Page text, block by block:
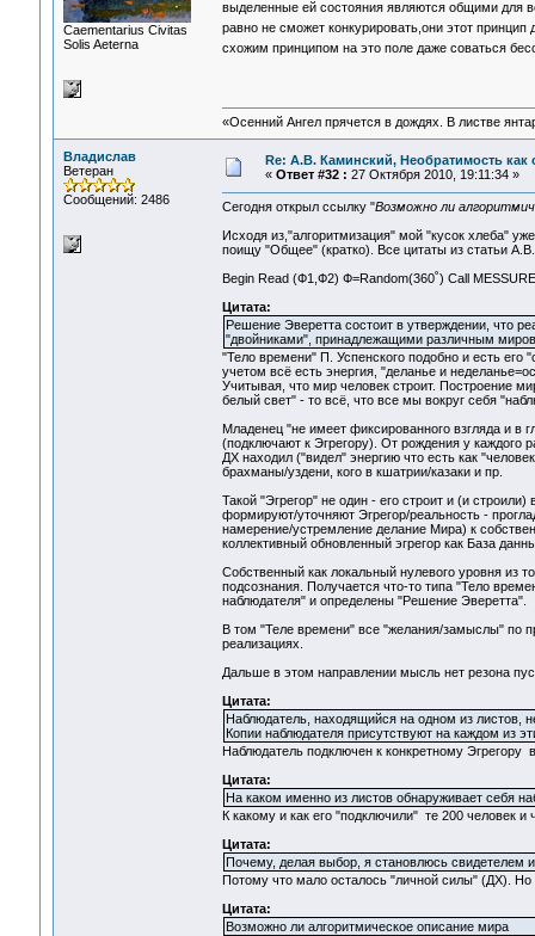
Сaementarius Civitas
Solis Aeterna
выделенные ей состояния являются общими для
равно не сможет конкурировать,они этот
схожим принципом на это поле даже соваться
«Осенний Ангел прячется в дождях. В листве
Владислав
Ветеран
Сообщений: 2486
Re: А.В. Каминский, Необратимость как
« Ответ #32 : 27 Октября 2010, 19:11:34 »
Сегодня открыл ссылку "Возможно ли
Исходя из,"алгоритмизация" мой "кусок хлеба"
поищу "Общее" (кратко). Все цитаты из статьи
Begin Read (Ф1,Ф2) Ф=Random(360˚) Call
Цитата:
Решение Эверетта состоит в утверждении, что
"двойниками", принадлежащими различным
"Тело времени" П. Успенского подобно и есть
учетом всё есть энергия, "деланье и
Учитывая, что мир человек строит. Построение
белый свет" - то всё, что все мы вокруг себя
Младенец "не имеет фиксированного взгляда и в
(подключают к Эгрегору). От рождения у каждого
ДХ находил ("видел" энергию что есть как
брахманы/уздени, кого в кшатрии/казаки и пр.
Такой "Эгрегор" не один - его строит и (и
формируют/уточняют Эгрегор/реальность -
намерение/устремление делание Мира) к
коллективный обновленный эгрегор как База
Собственный как локальный нулевого уровня из
подсознания. Получается что-то типа "Тело
наблюдателя" и определены "Решение Эверетта".
В том "Теле времени" все "желания/замыслы" по
реализациях.
Дальше в этом направлении мысль нет резона
Цитата:
Наблюдатель, находящийся на одном из листов,
Копии наблюдателя присутствуют на каждом из
Наблюдатель подключен к конкретному Эгрегору
Цитата:
На каком именно из листов обнаруживает себя
К какому и как его "подключили" те 200 человек
Цитата:
Почему, делая выбор, я становлюсь свидетелем
Потому что мало осталось "личной силы" (ДХ).
Цитата:
Возможно ли алгоритмическое описание мира